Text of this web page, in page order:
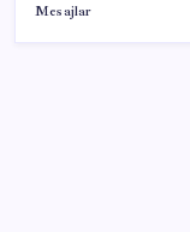
Mesajlar